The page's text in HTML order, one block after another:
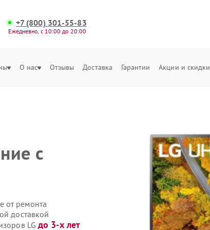
+7 (800) 301-55-83
Ежедневно, с 10:00 до 20:00
О нас Отзывы Доставка Гарантии Акции и скидки
с
от ремонта
доставкой
LG до 3-х лет